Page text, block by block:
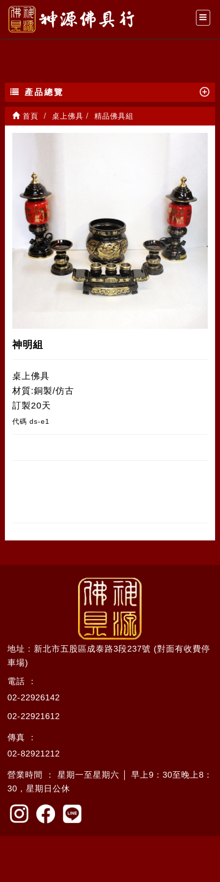
精品佛具組
產品總覽
首頁 桌上佛具 精品佛具組
神明組
桌上佛具
材質:銅製/仿古
訂製20天
代碼 ds-e1
地址 : 新北市五股區成泰路3段237號 (對面有收費停
車場)
電話 ：
02-22926142
02-22921612
傳真 ：
02-82921212
營業時間 ： 星期一至星期六 │ 早上9：30至晚上8：
30，星期日公休